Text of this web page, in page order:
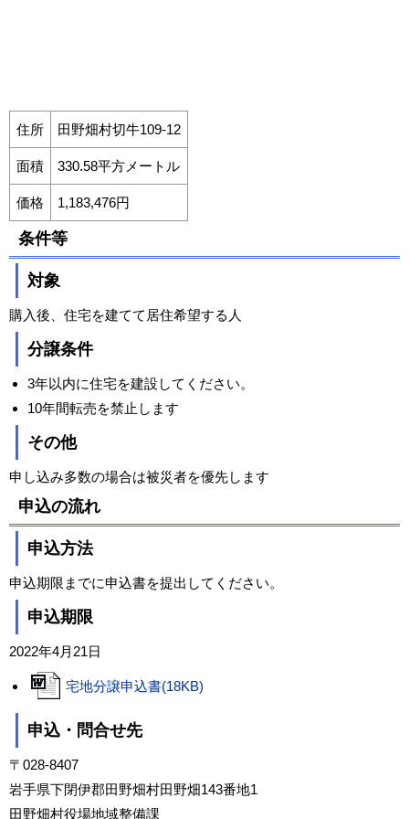
住所 田野畑村切牛109-12
面積 330.58平方メートル
価格 1,183,476円
条件等
対象
購入後、住宅を建てて居住希望する人
分譲条件
3年以内に住宅を建設してください。
10年間転売を禁止します
その他
申し込み多数の場合は被災者を優先します
申込の流れ
申込方法
申込期限までに申込書を提出してください。
申込期限
2022年4月21日
宅地分譲申込書(18KB)
申込・問合せ先
〒028-8407
岩手県下閉伊郡田野畑村田野畑143番地1
田野畑村役場地域整備課